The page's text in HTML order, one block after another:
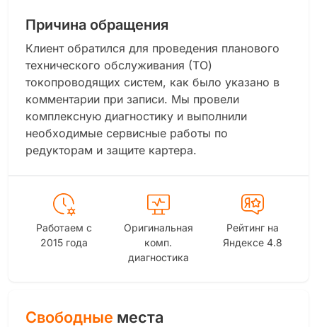
Причина обращения
Клиент обратился для проведения планового
технического обслуживания (ТО)
токопроводящих систем, как было указано в
комментарии при записи. Мы провели
комплексную диагностику и выполнили
необходимые сервисные работы по
редукторам и защите картера.
Работаем с
2015 года
Оригинальная
комп.
диагностика
Рейтинг на
Яндексе 4.8
Свободные места